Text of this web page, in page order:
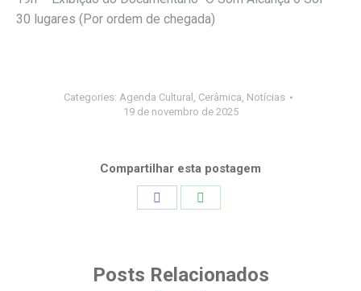
30 lugares (Por ordem de chegada)
Categories: Agenda Cultural , Cerâmica, Notícias
19 de novembro de 2025
Compartilhar esta postagem
Posts Relacionados